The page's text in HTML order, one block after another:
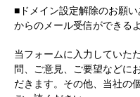
■ドメイン設定解除のお願
からのメール受信ができる
当フォームに入力していた
問、ご意見、ご要望などに
だきます。その他、当社の